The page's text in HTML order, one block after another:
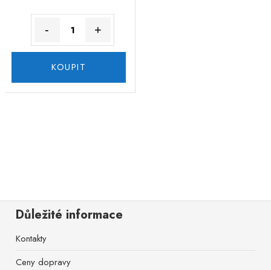
- +
KOUPIT
Důležité informace
Kontakty
Ceny dopravy